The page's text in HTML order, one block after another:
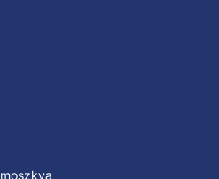
moszkva